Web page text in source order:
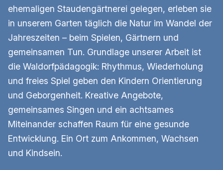
ehemaligen Staudengärtnerei gelegen, erleben sie
in unserem Garten täglich die Natur im Wandel der
Jahreszeiten – beim Spielen, Gärtnern und
gemeinsamen Tun. Grundlage unserer Arbeit ist
die Waldorfpädagogik: Rhythmus, Wiederholung
und freies Spiel geben den Kindern Orientierung
und Geborgenheit. Kreative Angebote,
gemeinsames Singen und ein achtsames
Miteinander schaffen Raum für eine gesunde
Entwicklung. Ein Ort zum Ankommen, Wachsen
und Kindsein.